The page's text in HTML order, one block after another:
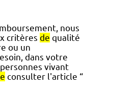
nous
critères de qualité
ou un
dans votre
vivant
consulter l'article “